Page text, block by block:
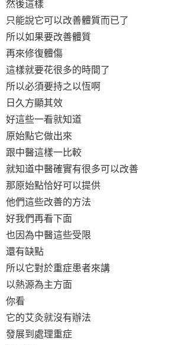
然後這樣
只能說它可以改善體質而已了
所以如果要改善體質
再來修復體傷
這樣就要花很多的時間了
所以必須要持之以恆啊
日久方顯其效
好這些一看就知道
原始點它做出來
跟中醫這樣一比較
就知道中醫確實有很多可以改善
那原始點恰好可以提供
他們這些改善的方法
好我們再看下面
也因為中醫這些受限
還有缺點
所以它對於重症患者來講
以熱源為主方面
你看
它的艾灸就沒有辦法
發展到處理重症